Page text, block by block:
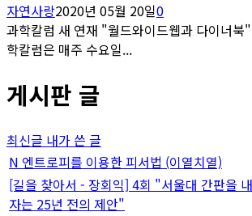
자연사랑2020년 05월 20일0
과학칼럼 새 연재 "월드와이드웹과 다이너북
학칼럼은 매주 수요일...
게시판 글
최신글 내가 쓴 글
N 엔트로피를 이용한 피서법 (이열치열)
[길을 찾아서 - 장회익] 4회 "서울대 간판을
자는 25년 전의 제안"